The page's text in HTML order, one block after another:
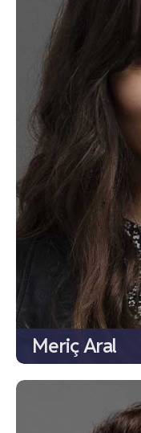
Meriç Aral